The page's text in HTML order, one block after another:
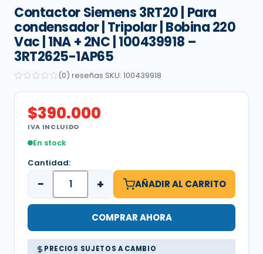
Contactor Siemens 3RT20 | Para
condensador | Tripolar | Bobina 220
Vac | 1NA + 2NC | 100439918 –
3RT2625-1AP65
(0) reseñas SKU: 100439918
$390.000
IVA INCLUIDO
En stock
Cantidad:
− + AÑADIR AL CARRITO
COMPRAR AHORA
PRECIOS SUJETOS A CAMBIO